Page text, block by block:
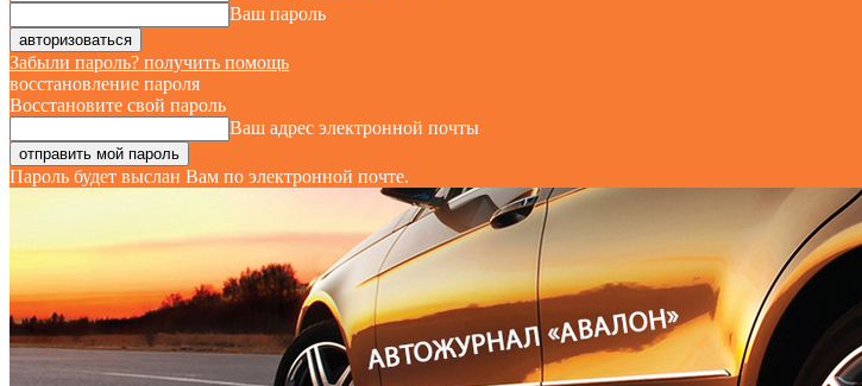
Ваш пароль
Забыли пароль? получить помощь
восстановление пароля
Восстановите свой пароль
Ваш адрес электронной почты
Пароль будет выслан Вам по электронной почте.